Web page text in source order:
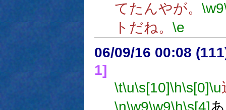
てたんやが。 \w9
トだね。 \e
06/09/16 00:08
1]
\t\u\s[10]\h\s[0]\u
\n\w9\w9\h\s[4]